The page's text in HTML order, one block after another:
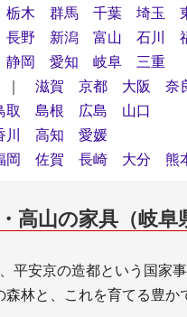
栃木 群馬 千葉 埼玉
長野 新潟 富山 石川
静岡 愛知 岐阜
三重
滋賀 京都 大阪 奈
取 島根 広島
山口
川 高知
愛媛
岡 佐賀 長崎 大分 熊
高山の家具（岐阜
平安京の造都という国家
林と、これを育てる豊か